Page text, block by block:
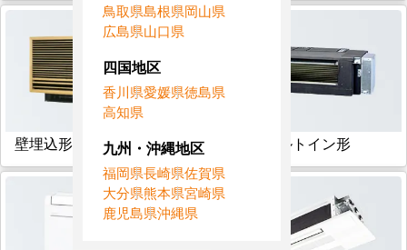
壁埋込形 フリービルトイン形
鳥取県島根県岡山県
広島県山口県
四国地区
香川県愛媛県徳島県
高知県
九州・沖縄地区
福岡県長崎県佐賀県
大分県熊本県宮崎県
鹿児島県沖縄県